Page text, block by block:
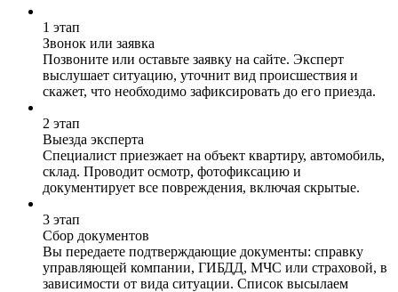
1 этап
Звонок или заявка
Позвоните или оставьте заявку на сайте. Эксперт
выслушает ситуацию, уточнит вид происшествия и
скажет, что необходимо зафиксировать до его приезда.
2 этап
Выезда эксперта
Специалист приезжает на объект квартиру, автомобиль,
склад. Проводит осмотр, фотофиксацию и
документирует все повреждения, включая скрытые.
3 этап
Сбор документов
Вы передаете подтверждающие документы: справку
управляющей компании, ГИБДД, МЧС или страховой, в
зависимости от вида ситуации. Список высылаем